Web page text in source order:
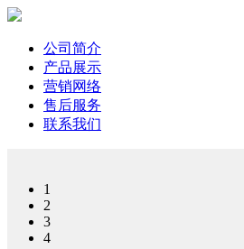
公司简介
产品展示
营销网络
售后服务
联系我们
1
2
3
4